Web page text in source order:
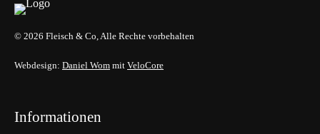
© 2026 Fleisch & Co, Alle Rechte vorbehalten
Webdesign: Daniel Wom mit VeloCore
Informationen